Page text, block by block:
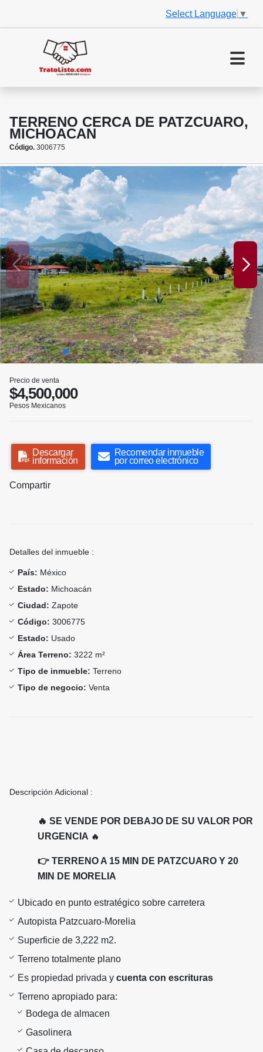
Select Language ▼
TERRENO CERCA DE PATZCUARO,
MICHOACAN
Código. 3006775
Precio de venta
$4,500,000
Pesos Mexicanos
Descargar
información
Recomendar inmueble
por correo electrónico
Compartir
Detalles del inmueble :
País: México
Estado: Michoacán
Ciudad: Zapote
Código: 3006775
Estado: Usado
Área Terreno: 3222 m²
Tipo de inmueble: Terreno
Tipo de negocio: Venta
Descripción Adicional :
🔥 SE VENDE POR DEBAJO DE SU VALOR POR
URGENCIA 🔥
👉 TERRENO A 15 MIN DE PATZCUARO Y 20
MIN DE MORELIA
Ubicado en punto estratégico sobre carretera
Autopista Patzcuaro-Morelia
Superficie de 3,222 m2.
Terreno totalmente plano
Es propiedad privada y cuenta con escrituras
Terreno apropiado para:
Bodega de almacen
Gasolinera